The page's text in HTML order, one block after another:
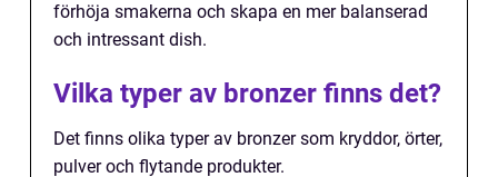
förhöja smakerna och skapa en mer balanserad
och intressant dish.
Vilka typer av bronzer finns det?
Det finns olika typer av bronzer som kryddor, örter,
pulver och flytande produkter.